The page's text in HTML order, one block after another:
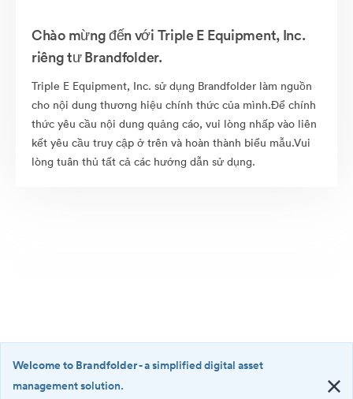
Chào mừng đến với Triple E Equipment, Inc.
riêng tư Brandfolder.
Triple E Equipment, Inc. sử dụng Brandfolder làm nguồn
cho nội dung thương hiệu chính thức của mình.Để chính
thức yêu cầu nội dung quảng cáo, vui lòng nhấp vào liên
kết yêu cầu truy cập ở trên và hoàn thành biểu mẫu.Vui
lòng tuân thủ tất cả các hướng dẫn sử dụng.
Welcome to Brandfolder- a simplified digital asset
management solution.